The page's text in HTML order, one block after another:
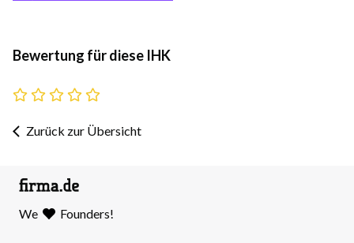
Bewertung für diese IHK
Zurück zur Übersicht
We Founders!